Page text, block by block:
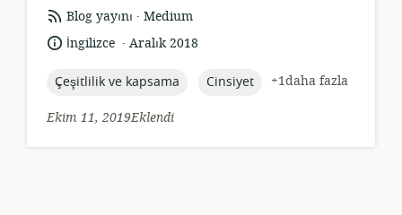
Kaynak
formatı:
Blog yayını .
yayıncı:
Medium
Dil: İngilizce .
YayınAralık 2018
topic:
Çeşitlilik ve kapsama topic:
Cinsiyet
+1daha fazla
Ekim 11, 2019Eklendi